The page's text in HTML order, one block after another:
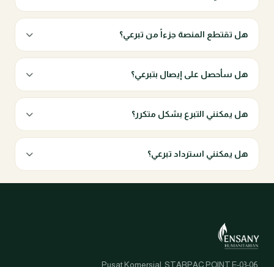
هل تقتطع المنصة جزءاً من تبرعي؟
هل سأحصل على إيصال بتبرعي؟
هل يمكنني التبرع بشكل متكرر؟
هل يمكنني استرداد تبرعي؟
Pusat Komersial, STARPAC POINT E-03-06,